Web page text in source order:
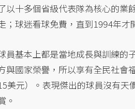
以十多個省級代表隊為核心的業
；球迷看球免費，直到1994年才
員基本上都是當地成長與訓練的
與國家榮譽，所以享有全民社會
美元）。表現傑出的球員沒有
。